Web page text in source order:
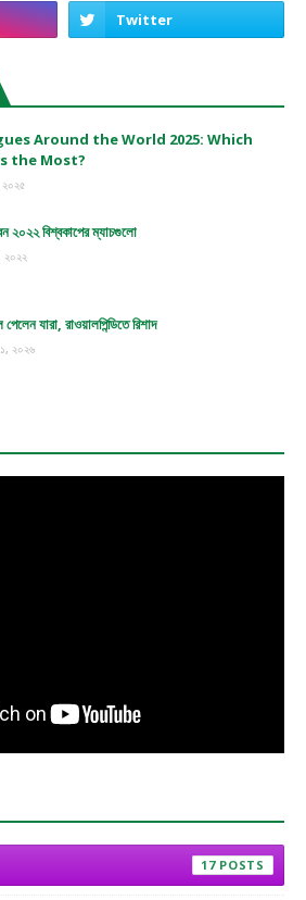
Around the World 2025: Which
the Most?
২০২২ বিশ্বকাপের ম্যাচগুলো
২০২২
যারা, রাওয়ালপিন্ডিতে রিশাদ
২০২৬
17